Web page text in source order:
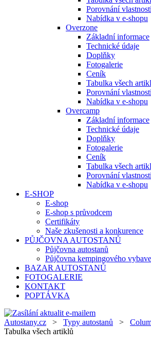
Porovnání
Nabídka v e-shopu
Overzone
Základní informace
Technické údaje
Doplňky
Fotogalerie
Ceník
Tabulka všech
Porovnání
Nabídka v e-shopu
Overcamp
Základní informace
Technické údaje
Doplňky
Fotogalerie
Ceník
Tabulka všech
Porovnání
Nabídka v e-shopu
E-SHOP
E-shop
E-shop s průvodcem
Certifikáty
Naše zkušenosti a konkurence
PŮJČOVNA AUTOSTANŮ
Půjčovna autostanů
Půjčovna kempingového
BAZAR AUTOSTANŮ
FOTOGALERIE
KONTAKT
POPTÁVKA
Autostany.cz > Typy autostanů >
Tabulka všech artiklů